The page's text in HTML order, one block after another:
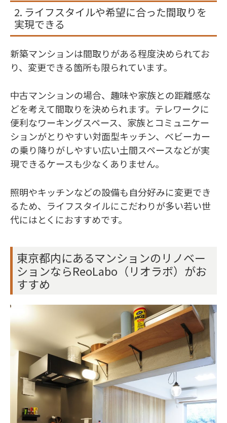
2. ライフスタイルや希望に合った間取りを
実現できる
新築マンションは間取りがある程度決められてお
り、変更できる箇所も限られています。
中古マンションの場合、趣味や家族との距離感な
どを考えて間取りを決められます。テレワークに
便利なワーキングスペース、家族とコミュニケー
ションがとりやすい対面型キッチン、ベビーカー
の乗り降りがしやすい広い土間スペースなどが実
現できるケースも少なくありません。
照明やキッチンなどの設備も自分好みに変更でき
るため、ライフスタイルにこだわりが多い若い世
代にはとくにおすすめです。
東京都内にあるマンションのリノベー
ションならReoLabo（リオラボ）がお
すすめ